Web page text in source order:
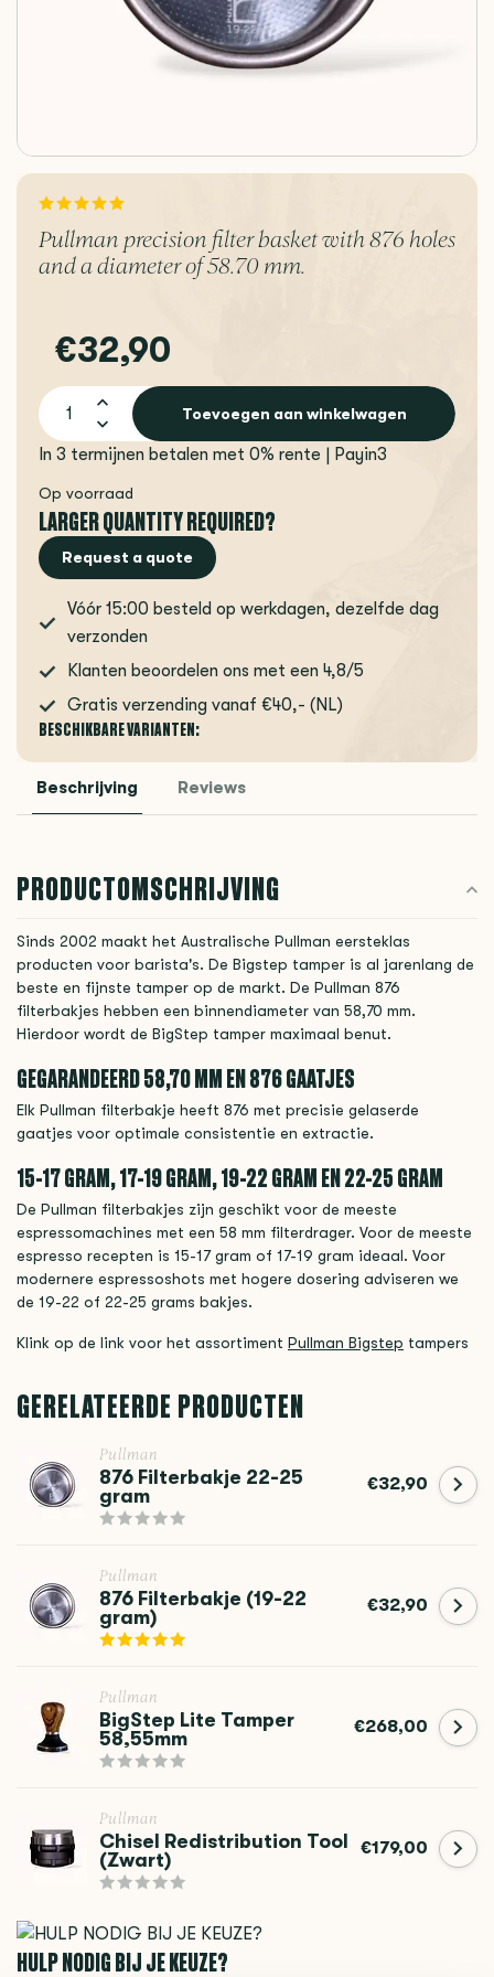
Pullman precision filter basket with 876 holes
and a diameter of 58.70 mm.
€32,90
Toevoegen aan winkelwagen
In 3 termijnen betalen met 0% rente | Payin3
Op voorraad
LARGER QUANTITY REQUIRED?
Request a quote
Vóór 15:00 besteld op werkdagen, dezelfde dag
verzonden
Klanten beoordelen ons met een 4,8/5
Gratis verzending vanaf €40,- (NL)
BESCHIKBARE VARIANTEN:
Beschrijving Reviews
PRODUCTOMSCHRIJVING
Sinds 2002 maakt het Australische Pullman eersteklas
producten voor barista's. De Bigstep tamper is al jarenlang de
beste en fijnste tamper op de markt. De Pullman 876
filterbakjes hebben een binnendiameter van 58,70 mm.
Hierdoor wordt de BigStep tamper maximaal benut.
GEGARANDEERD 58,70 MM EN 876 GAATJES
Elk Pullman filterbakje heeft 876 met precisie gelaserde
gaatjes voor optimale consistentie en extractie.
15-17 GRAM, 17-19 GRAM, 19-22 GRAM EN 22-25 GRAM
De Pullman filterbakjes zijn geschikt voor de meeste
espressomachines met een 58 mm filterdrager. Voor de meeste
espresso recepten is 15-17 gram of 17-19 gram ideaal. Voor
modernere espressoshots met hogere dosering adviseren we
de 19-22 of 22-25 grams bakjes.
Klink op de link voor het assortiment Pullman Bigstep tampers
GERELATEERDE PRODUCTEN
Pullman
876 Filterbakje 22-25
gram
€32,90
Pullman
876 Filterbakje (19-22
gram)
€32,90
Pullman
BigStep Lite Tamper
58,55mm
€268,00
Pullman
Chisel Redistribution Tool
(Zwart)
€179,00
HULP NODIG BIJ JE KEUZE?